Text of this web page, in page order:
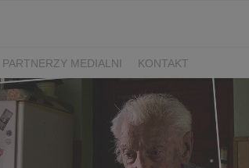
PARTNERZY MEDIALNI KONTAKT